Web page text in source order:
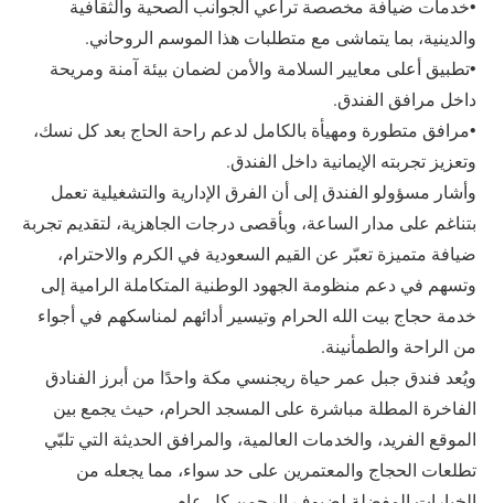
•خدمات ضيافة مخصصة تراعي الجوانب الصحية والثقافية
والدينية، بما يتماشى مع متطلبات هذا الموسم الروحاني.
•تطبيق أعلى معايير السلامة والأمن لضمان بيئة آمنة ومريحة
داخل مرافق الفندق.
•مرافق متطورة ومهيأة بالكامل لدعم راحة الحاج بعد كل نسك،
وتعزيز تجربته الإيمانية داخل الفندق.
وأشار مسؤولو الفندق إلى أن الفرق الإدارية والتشغيلية تعمل
بتناغم على مدار الساعة، وبأقصى درجات الجاهزية، لتقديم تجربة
ضيافة متميزة تعبّر عن القيم السعودية في الكرم والاحترام،
وتسهم في دعم منظومة الجهود الوطنية المتكاملة الرامية إلى
خدمة حجاج بيت الله الحرام وتيسير أدائهم لمناسكهم في أجواء
من الراحة والطمأنينة.
ويُعد فندق جبل عمر حياة ريجنسي مكة واحدًا من أبرز الفنادق
الفاخرة المطلة مباشرة على المسجد الحرام، حيث يجمع بين
الموقع الفريد، والخدمات العالمية، والمرافق الحديثة التي تلبّي
تطلعات الحجاج والمعتمرين على حد سواء، مما يجعله من